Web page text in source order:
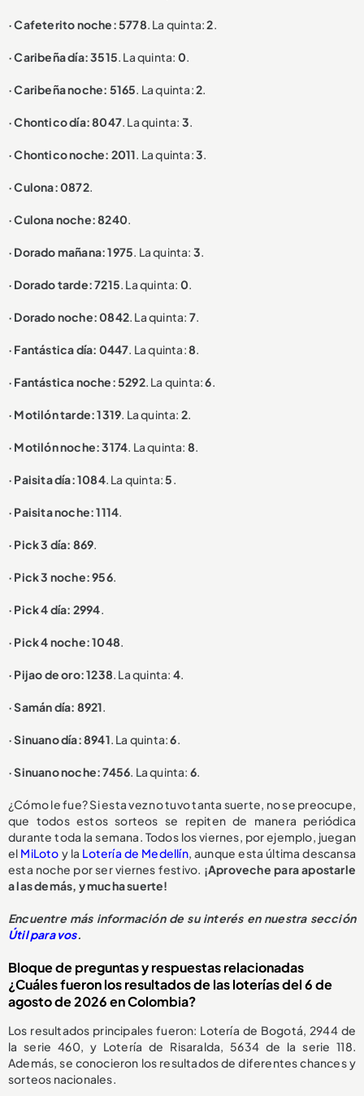
· Cafeterito noche: 5778. La quinta:2.
· Caribeña día: 3515. La quinta: 0.
· Caribeña noche: 5165. La quinta:2.
· Chontico día: 8047. La quinta: 3.
· Chontico noche: 2011. La quinta:3.
· Culona: 0872.
· Culona noche: 8240.
· Dorado mañana: 1975. La quinta: 3.
· Dorado tarde: 7215. La quinta: 0.
· Dorado noche: 0842. La quinta: 7.
· Fantástica día: 0447. La quinta:8.
· Fantástica noche: 5292. La quinta:6.
· Motilón tarde: 1319. La quinta: 2.
· Motilón noche: 3174. La quinta: 8.
· Paisita día: 1084. La quinta:5.
· Paisita noche: 1114.
· Pick 3 día: 869.
· Pick 3 noche: 956.
· Pick 4 día: 2994.
· Pick 4 noche: 1048.
· Pijao de oro: 1238. La quinta: 4.
· Samán día: 8921.
· Sinuano día: 8941. La quinta:6.
· Sinuano noche: 7456. La quinta: 6.
¿Cómo le fue? Si esta vez no tuvo tanta suerte, no se preocupe,
que todos estos sorteos se repiten de manera periódica
durante toda la semana. Todos los viernes, por ejemplo, juegan
el MiLoto y la Lotería de Medellín, aunque esta última descansa
esta noche por ser viernes festivo. ¡Aproveche para apostarle
a las demás, y mucha suerte!
Encuentre más información de su interés en nuestra sección
Útil para vos.
Bloque de preguntas y respuestas relacionadas
¿Cuáles fueron los resultados de las loterías del 6 de
agosto de 2026 en Colombia?
Los resultados principales fueron: Lotería de Bogotá, 2944 de
la serie 460, y Lotería de Risaralda, 5634 de la serie 118.
Además, se conocieron los resultados de diferentes chances y
sorteos nacionales.